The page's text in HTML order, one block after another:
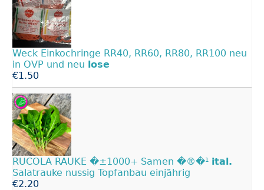
Weck Einkochringe RR40, RR60, RR80, RR100 neu
in OVP und neu lose
€1.50
RUCOLA RAUKE �±1000+ Samen �®�¹ ital.
Salatrauke nussig Topfanbau einjährig
€2.20